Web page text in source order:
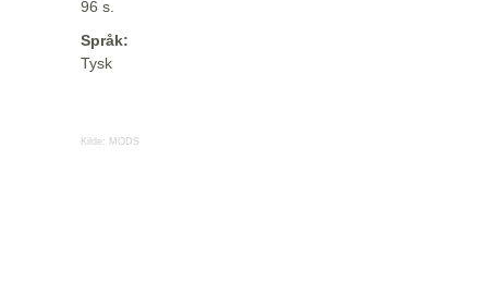
96 s.
Språk:
Tysk
Kilde: MODS